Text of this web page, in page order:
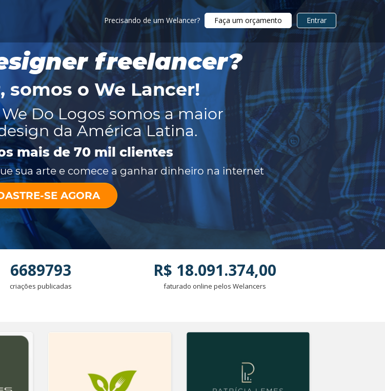
Precisando de um Welancer? Faça um orçamento Entrar
freelancer?
somos o We Lancer!
Do Logos somos a maior
da América Latina.
mais de 70 mil clientes
sua arte e comece a ganhar dinheiro na internet
SE AGORA
6689793
criações publicadas
R$ 18.091.374,00
faturado online pelos Welancers